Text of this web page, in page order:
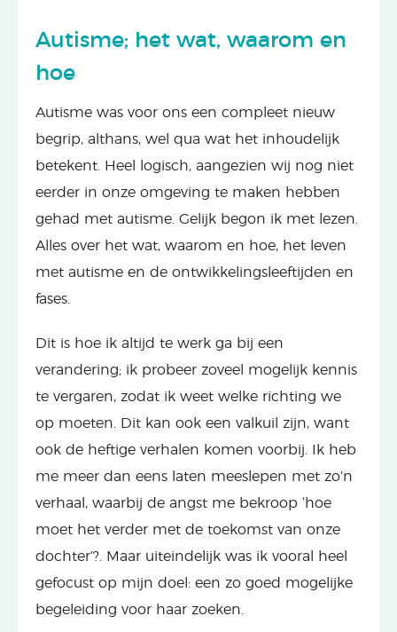
Autisme; het wat, waarom en
hoe
Autisme was voor ons een compleet nieuw
begrip, althans, wel qua wat het inhoudelijk
betekent. Heel logisch, aangezien wij nog niet
eerder in onze omgeving te maken hebben
gehad met autisme. Gelijk begon ik met lezen.
Alles over het wat, waarom en hoe, het leven
met autisme en de ontwikkelingsleeftijden en
fases.
Dit is hoe ik altijd te werk ga bij een
verandering; ik probeer zoveel mogelijk kennis
te vergaren, zodat ik weet welke richting we
op moeten. Dit kan ook een valkuil zijn, want
ook de heftige verhalen komen voorbij. Ik heb
me meer dan eens laten meeslepen met zo’n
verhaal, waarbij de angst me bekroop ‘hoe
moet het verder met de toekomst van onze
dochter’?. Maar uiteindelijk was ik vooral heel
gefocust op mijn doel: een zo goed mogelijke
begeleiding voor haar zoeken.